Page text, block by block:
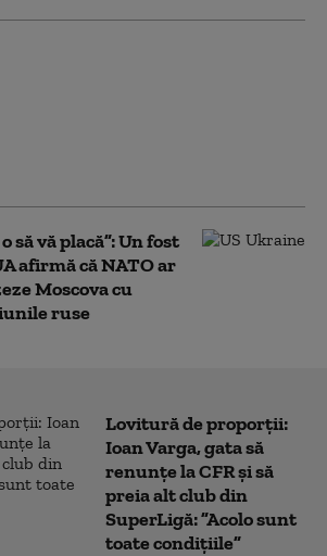
să vă placă”: Un fost
afirmă că NATO ar
Moscova cu
ruse
Lovitură de proporții:
Ioan Varga, gata să
renunțe la CFR și să
preia alt club din
SuperLigă: ”Acolo sunt
toate condițiile”